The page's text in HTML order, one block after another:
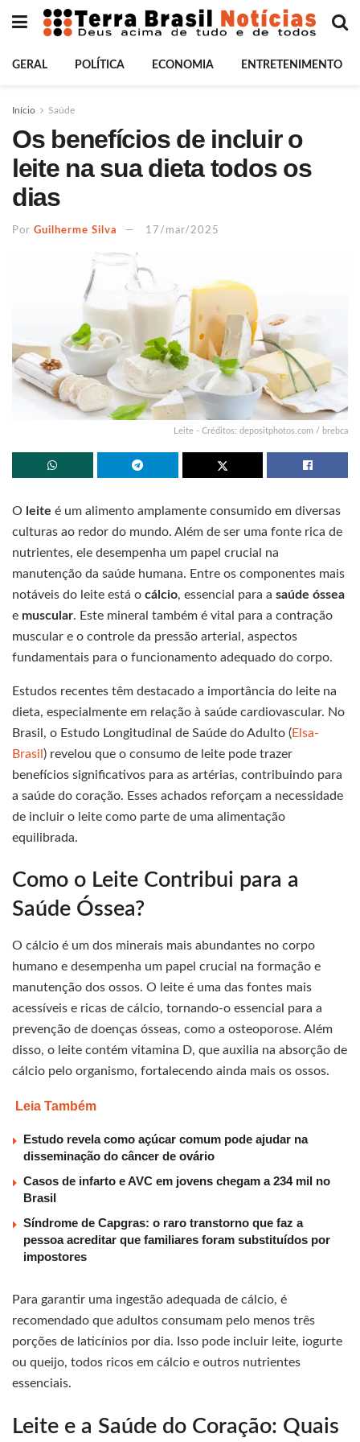
GERAL POLÍTICA ECONOMIA ENTRETENIMENTO
Início Saúde
Os benefícios de incluir o
leite na sua dieta todos os
dias
Por Guilherme Silva 17/mar/2025
Leite - Créditos: depositphotos.com / brebca
O leite é um alimento amplamente consumido em diversas
culturas ao redor do mundo. Além de ser uma fonte rica de
nutrientes, ele desempenha um papel crucial na
manutenção da saúde humana. Entre os componentes mais
notáveis do leite está o cálcio, essencial para a saúde óssea
e muscular. Este mineral também é vital para a contração
muscular e o controle da pressão arterial, aspectos
fundamentais para o funcionamento adequado do corpo.
Estudos recentes têm destacado a importância do leite na
dieta, especialmente em relação à saúde cardiovascular. No
Brasil, o Estudo Longitudinal de Saúde do Adulto (Elsa-
Brasil ) revelou que o consumo de leite pode trazer
benefícios significativos para as artérias, contribuindo para
a saúde do coração. Esses achados reforçam a necessidade
de incluir o leite como parte de uma alimentação
equilibrada.
Como o Leite Contribui para a
Saúde Óssea?
O cálcio é um dos minerais mais abundantes no corpo
humano e desempenha um papel crucial na formação e
manutenção dos ossos. O leite é uma das fontes mais
acessíveis e ricas de cálcio, tornando-o essencial para a
prevenção de doenças ósseas, como a osteoporose. Além
disso, o leite contém vitamina D, que auxilia na absorção de
cálcio pelo organismo, fortalecendo ainda mais os ossos.
Leia Também
Estudo revela como açúcar comum pode ajudar na
disseminação do câncer de ovário
Casos de infarto e AVC em jovens chegam a 234 mil no
Brasil
Síndrome de Capgras: o raro transtorno que faz a
pessoa acreditar que familiares foram substituídos por
impostores
Para garantir uma ingestão adequada de cálcio, é
recomendado que adultos consumam pelo menos três
porções de laticínios por dia. Isso pode incluir leite, iogurte
ou queijo, todos ricos em cálcio e outros nutrientes
essenciais.
Leite e a Saúde do Coração: Quais